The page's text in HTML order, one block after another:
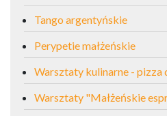
Tango argentyńskie
Perypetie małżeńskie
Warsztaty kulinarne - pizza
Warsztaty "Małżeńskie